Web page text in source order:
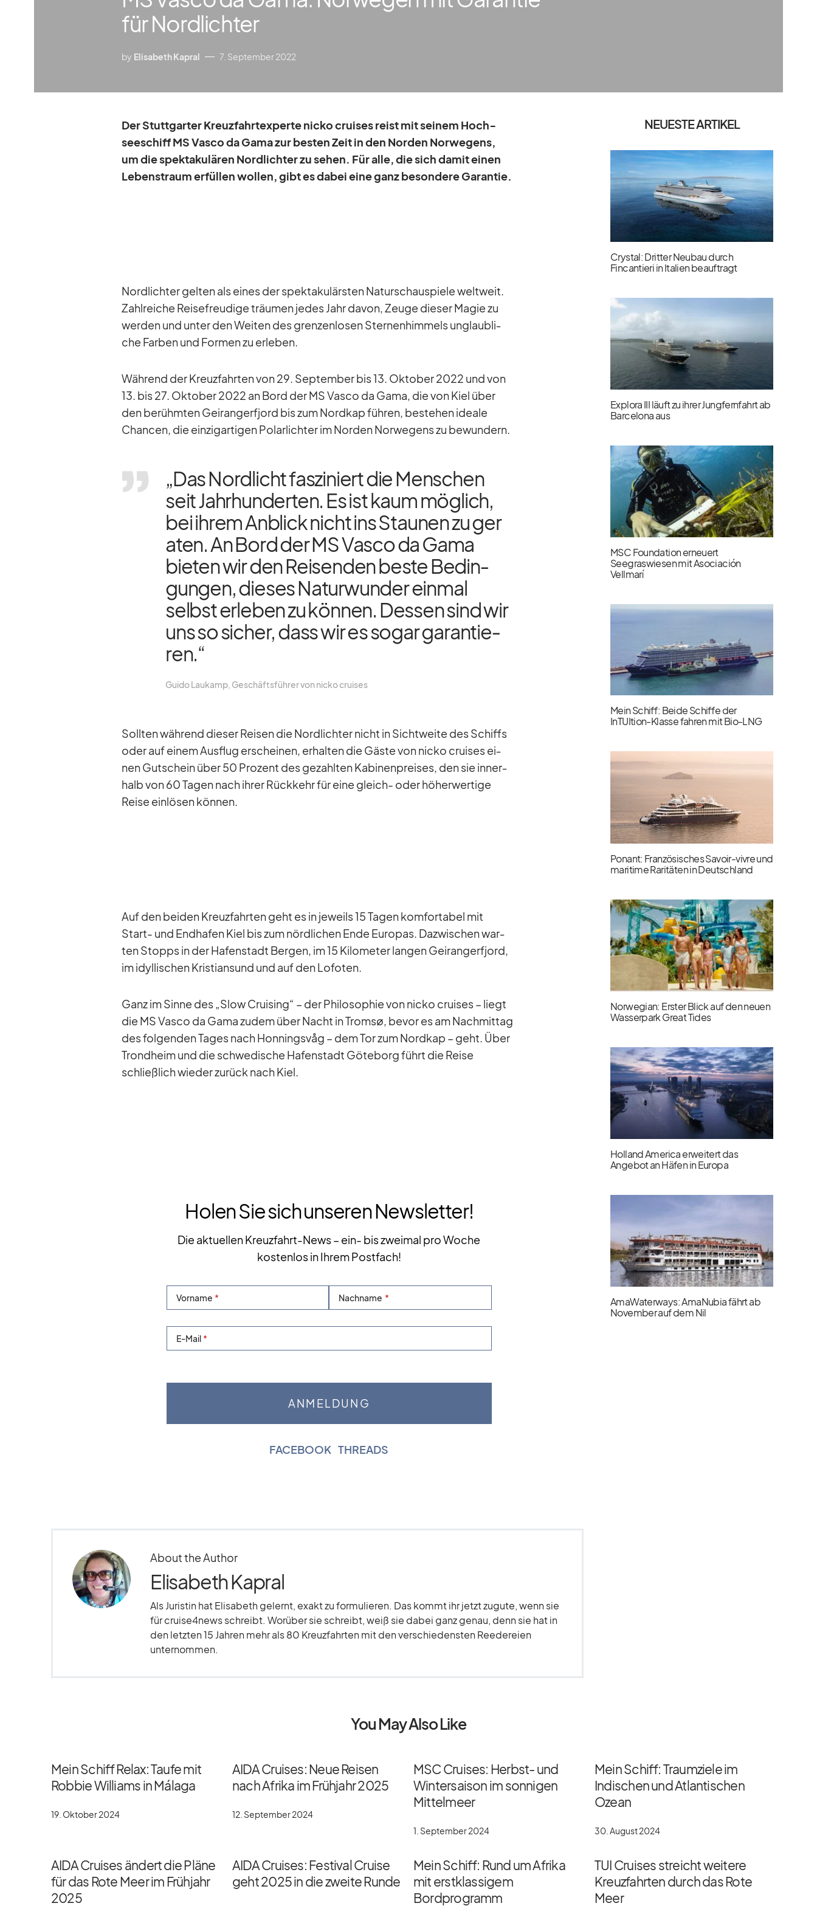
für Nordlichter
by Elisabeth Kapral 7. September 2022
Der Stutt­gar­ter Kreuz­fahrt­ex­perte nicko crui­ses reist mit sei­nem Hoch­
see­schiff MS Vasco da Gama zur bes­ten Zeit in den Nor­den Nor­we­gens,
um die spek­ta­ku­lä­ren Nord­lich­ter zu se­hen. Für alle, die sich da­mit ei­nen
Le­bens­traum er­fül­len wol­len, gibt es da­bei eine ganz be­son­dere Ga­ran­tie.
Nord­lich­ter gel­ten als ei­nes der spek­ta­ku­lärs­ten Na­tur­schau­spiele welt­weit.
Zahl­rei­che Rei­se­freu­dige träu­men je­des Jahr da­von, Zeuge die­ser Ma­gie zu
wer­den und un­ter den Wei­ten des gren­zen­lo­sen Ster­nen­him­mels un­glaub­li­
che Far­ben und For­men zu er­le­ben.
Wäh­rend der Kreuz­fahr­ten von 29. Sep­tem­ber bis 13. Ok­to­ber 2022 und von
13. bis 27. Ok­to­ber 2022 an Bord der MS Vasco da Gama, die von Kiel über
den be­rühm­ten Ge­i­rang­erfjord bis zum Nord­kap füh­ren, be­stehen ideale
Chan­cen, die ein­zig­ar­ti­gen Po­lar­lich­ter im Nor­den Nor­we­gens zu be­wun­dern.
„Das Nord­licht fas­zi­niert die Men­schen
seit Jahr­hun­der­ten. Es ist kaum mög­lich,
bei ih­rem An­blick nicht ins Stau­nen zu ge­r
a­ten. An Bord der MS Vasco da Gama
bie­ten wir den Rei­sen­den beste Be­din­
gun­gen, die­ses Na­tur­wun­der ein­mal
selbst er­le­ben zu kön­nen. Des­sen sind wir
uns so si­cher, dass wir es so­gar ga­ran­tie­
ren.“
Guido Lau­kamp, Ge­schäfts­füh­rer von nicko crui­ses
Soll­ten wäh­rend die­ser Rei­sen die Nord­lich­ter nicht in Sicht­weite des Schiffs
oder auf ei­nem Aus­flug er­schei­nen, er­hal­ten die Gäste von nicko crui­ses ei­
nen Gut­schein über 50 Pro­zent des ge­zahl­ten Ka­bi­nen­prei­ses, den sie in­ner­
halb von 60 Ta­gen nach ih­rer Rück­kehr für eine gleich- oder hö­her­wer­tige
Reise ein­lö­sen kön­nen.
Auf den bei­den Kreuz­fahr­ten geht es in je­weils 15 Ta­gen kom­for­ta­bel mit
Start- und End­ha­fen Kiel bis zum nörd­li­chen Ende Eu­ro­pas. Da­zwi­schen war­
ten Stopps in der Ha­fen­stadt Ber­gen, im 15 Ki­lo­me­ter lan­gen Ge­i­rang­erfjord,
im idyl­li­schen Kris­ti­an­sund und auf den Lo­fo­ten.
Ganz im Sinne des „Slow Crui­sing“ – der Phi­lo­so­phie von nicko crui­ses – liegt
die MS Vasco da Gama zu­dem über Nacht in Tromsø, be­vor es am Nach­mit­tag
des fol­gen­den Ta­ges nach Hon­nings­våg – dem Tor zum Nord­kap – geht. Über
Trond­heim und die schwe­di­sche Ha­fen­stadt Gö­te­borg führt die Reise
schließ­lich wie­der zu­rück nach Kiel.
Holen Sie sich unseren Newsletter!
Die aktuellen Kreuzfahrt-News – ein- bis zweimal pro Woche
kostenlos in Ihrem Postfach!
Vorname Nachname
E-Mail
FACEBOOK |THREADS
About the Author
Elisabeth Kapral
Als Juristin hat Elisabeth gelernt, exakt zu formulieren. Das kommt ihr jetzt zugute, wenn sie
für cruise4news schreibt. Worüber sie schreibt, weiß sie dabei ganz genau, denn sie hat in
den letzten 15 Jahren mehr als 80 Kreuzfahrten mit den verschiedensten Reedereien
unternommen.
NEUESTE ARTIKEL
Crystal: Dritter Neubau durch
Fincantieri in Italien beauftragt
Explora III läuft zu ihrer Jungfernfahrt ab
Barcelona aus
MSC Foundation erneuert
Seegraswiesen mit Asociación
Vellmarí
Mein Schiff: Beide Schiffe der
InTUItion-Klasse fahren mit Bio-LNG
Ponant: Französisches Savoir-vivre und
maritime Raritäten in Deutschland
Norwegian: Erster Blick auf den neuen
Wasserpark Great Tides
Holland America erweitert das
Angebot an Häfen in Europa
AmaWaterways: AmaNubia fährt ab
November auf dem Nil
You May Also Like
Mein Schiff Relax: Taufe mit
Robbie Williams in Málaga
19. Oktober 2024
AIDA Cruises: Neue Reisen
nach Afrika im Frühjahr 2025
12. September 2024
MSC Cruises: Herbst- und
Wintersaison im sonnigen
Mittelmeer
1. September 2024
Mein Schiff: Traumziele im
Indischen und Atlantischen
Ozean
30. August 2024
AIDA Cruises ändert die Pläne
für das Rote Meer im Frühjahr
2025
AIDA Cruises: Festival Cruise
geht 2025 in die zweite Runde
Mein Schiff: Rund um Afrika
mit erstklassigem
Bordprogramm
TUI Cruises streicht weitere
Kreuzfahrten durch das Rote
Meer